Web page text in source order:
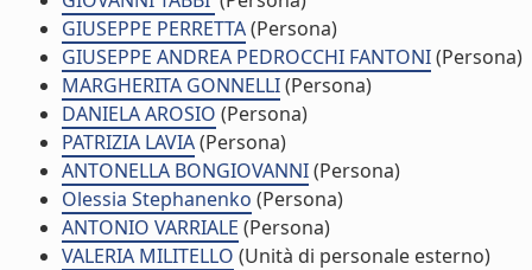
GIUSEPPE PERRETTA(Persona)
GIUSEPPE ANDREA PEDROCCHI FANTONI(Persona)
MARGHERITA GONNELLI(Persona)
DANIELA AROSIO (Persona)
PATRIZIA LAVIA(Persona)
ANTONELLA BONGIOVANNI(Persona)
Olessia Stephanenko (Persona)
ANTONIO VARRIALE (Persona)
VALERIA MILITELLO (Unità di personale esterno)